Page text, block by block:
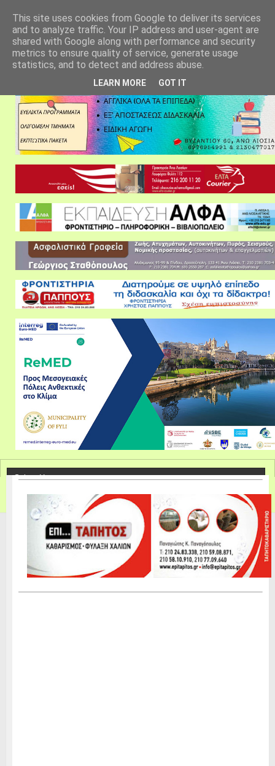
This site uses cookies from Google to deliver its services
and to analyze traffic. Your IP address and user-agent are
shared with Google along with performance and security
metrics to ensure quality of service, generate usage
statistics, and to detect and address abuse.
LEARN MORE GOT IT